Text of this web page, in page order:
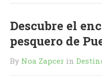
Descubre el
pesquero de
By Noa Zapcer in